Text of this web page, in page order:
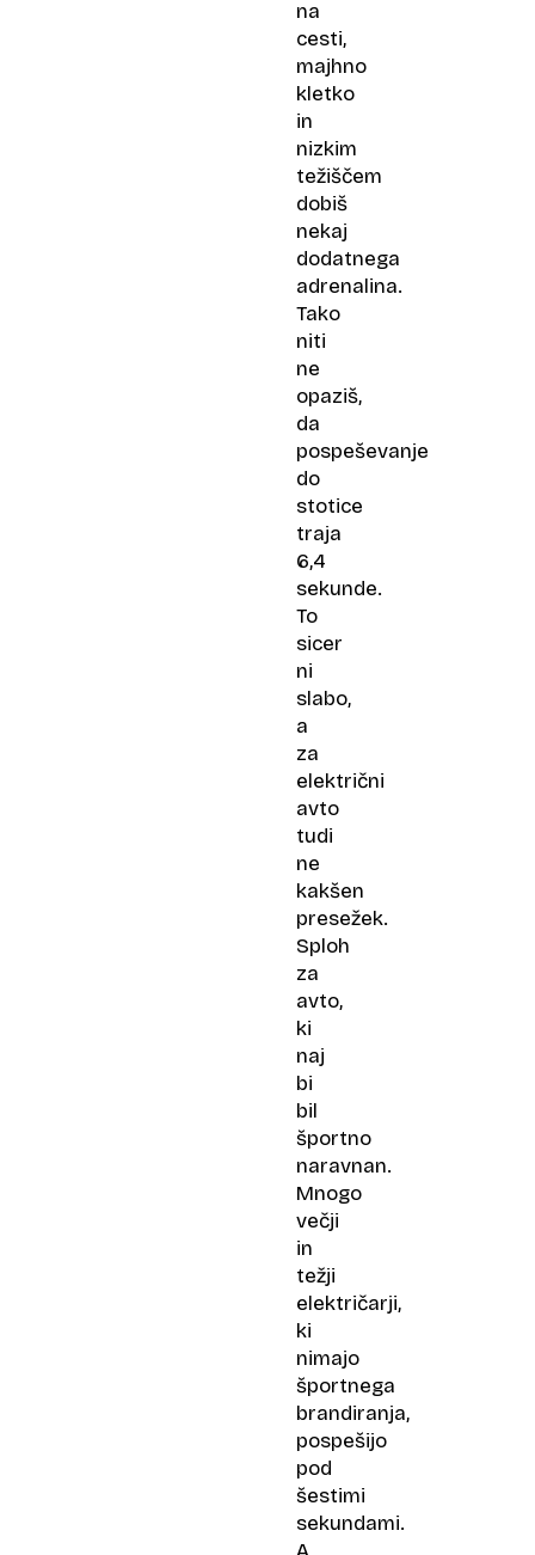
na
cesti,
majhno
kletko
in
nizkim
težiščem
dobiš
nekaj
dodatnega
adrenalina.
Tako
niti
ne
opaziš,
da
pospeševanje
do
stotice
traja
6,4
sekunde.
To
sicer
ni
slabo,
a
za
električni
avto
tudi
ne
kakšen
presežek.
Sploh
za
avto,
ki
naj
bi
bil
športno
naravnan.
Mnogo
večji
in
težji
električarji,
ki
nimajo
športnega
brandiranja,
pospešijo
pod
šestimi
sekundami.